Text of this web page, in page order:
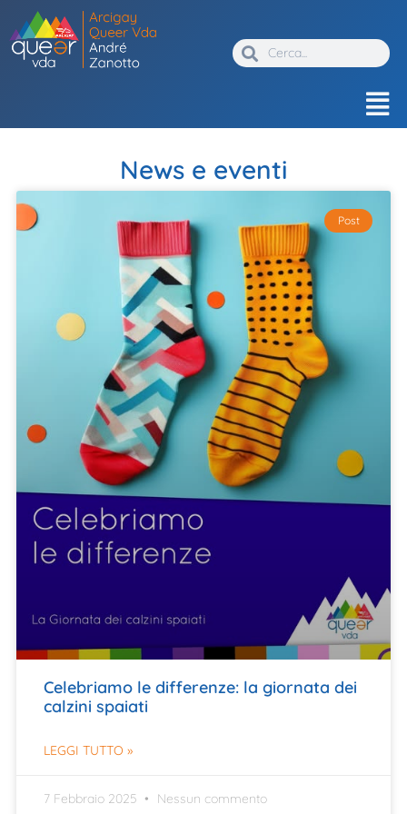
News e eventi
Post
Celebriamo le differenze: la giornata dei
calzini spaiati
LEGGI TUTTO »
7 Febbraio 2025 Nessun commento